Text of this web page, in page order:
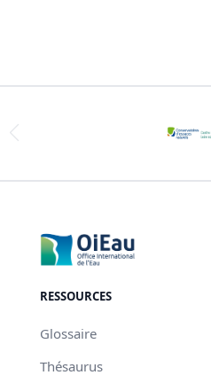
RESSOURCES
Glossaire
Thésaurus